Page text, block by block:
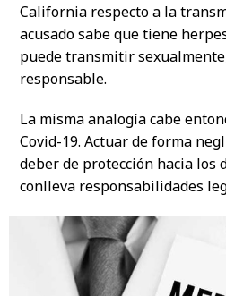
California respecto a la
acusado sabe que tiene
puede transmitir
responsable.
La misma analogía cabe
Covid-19. Actuar de forma
deber de protección hacia los
conlleva responsabilidades